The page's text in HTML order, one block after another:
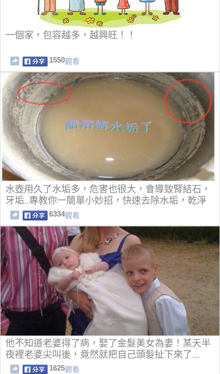
一個家，包容越多，越興旺！！
1550觀看
水壺用久了水垢多，危害也很大，會導致腎結石，
牙垢..專教你一簡單小妙招，快速去除水垢，乾淨
如新！
6334觀看
他不知道老婆得了病，娶了金髮美女為妻！某天半
夜裡老婆尖叫後，竟然就把自己頭髮扯下來了...
1625觀看